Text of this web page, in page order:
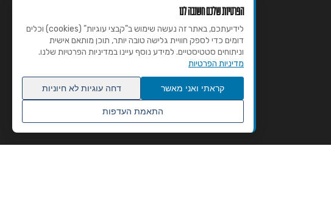
הפרטיות שלכם חשובה לנו
לידיעתכם, באתר זה נעשה שימוש ב"קבצי עוגיות" (cookies) וכלים
דומים כדי לספק חוויית גלישה טובה יותר, תוכן מותאם אישית
וניתוחים סטטיסטיים. למידע נוסף עיינו במדיניות הפרטיות שלנו.
מדיניות הפרטיות
קראתי ואני מאשר דחה עוגיות לא חיוניות
התאמת העדפות